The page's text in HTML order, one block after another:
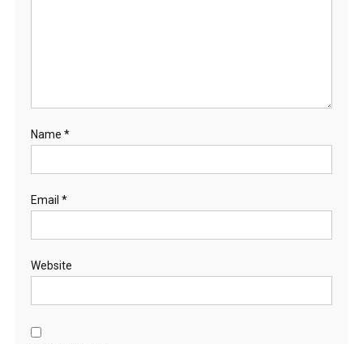
Name *
Email *
Website